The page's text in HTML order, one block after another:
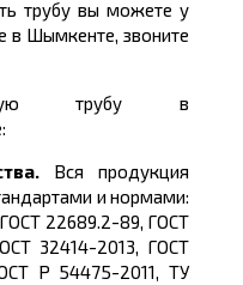
трубу вы можете у
в Шымкенте, звоните
трубу в
Вся продукция
и нормами:
22689.2-89, ГОСТ
32414-2013, ГОСТ
Р 54475-2011, ТУ